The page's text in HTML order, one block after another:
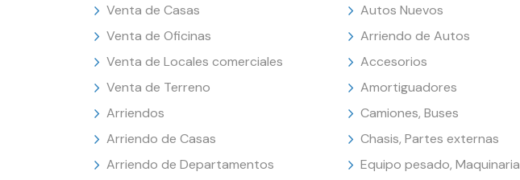
Venta de Casas
Venta de Oficinas
Venta de Locales comerciales
Venta de Terreno
Arriendos
Arriendo de Casas
Arriendo de Departamentos
Autos Nuevos
Arriendo de Autos
Accesorios
Amortiguadores
Camiones, Buses
Chasis, Partes externas
Equipo pesado, Maquinaria